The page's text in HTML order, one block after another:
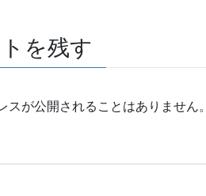
を残す
スが公開されることはありません。